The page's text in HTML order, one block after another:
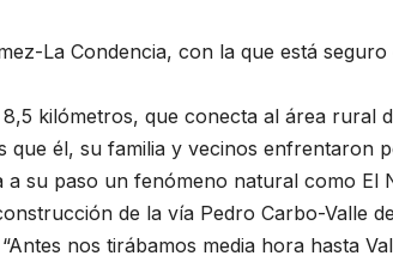
La Condencia, con la que está
kilómetros, que conecta al área rural
que él, su familia y vecinos enfrentaron
su paso un fenómeno natural como El
de la vía Pedro Carbo-Valle
nos tirábamos media hora hasta